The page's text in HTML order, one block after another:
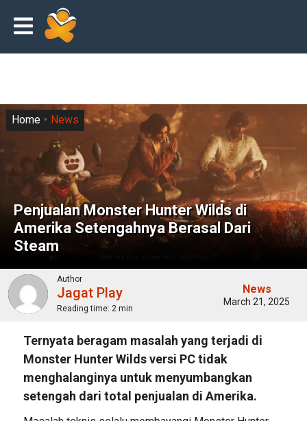
Penjualan Monster Hunter Wilds di
Amerika Setengahnya Berasal Dari
Steam
Home News
Author
Jagat Play
Reading time: 2 min
News
March 21, 2025
Ternyata beragam masalah yang terjadi di
Monster Hunter Wilds versi PC tidak
menghalanginya untuk menyumbangkan
setengah dari total penjualan di Amerika.